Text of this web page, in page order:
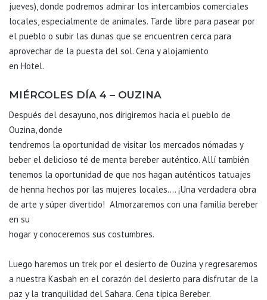
jueves), donde podremos admirar los intercambios comerciales
locales, especialmente de animales. Tarde libre para pasear por
el pueblo o subir las dunas que se encuentren cerca para
aprovechar de la puesta del sol. Cena y alojamiento
en Hotel.
MIÉRCOLES DÍA 4 – OUZINA
Después del desayuno, nos dirigiremos hacia el pueblo de
Ouzina, donde
tendremos la oportunidad de visitar los mercados nómadas y
beber el delicioso té de menta bereber auténtico. Allí también
tenemos la oportunidad de que nos hagan auténticos tatuajes
de henna hechos por las mujeres locales…. ¡Una verdadera obra
de arte y súper divertido! Almorzaremos con una familia bereber
en su
hogar y conoceremos sus costumbres.
Luego haremos un trek por el desierto de Ouzina y regresaremos
a nuestra Kasbah en el corazón del desierto para disfrutar de la
paz y la tranquilidad del Sahara. Cena típica Bereber.